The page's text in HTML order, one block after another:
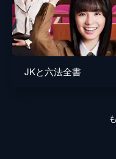
第8話 犯された風俗嬢！
ソープ嬢の藍沢栞が客に
相手を告訴したいと凛花
レイプに当たる可能性が
行為”を立証するのは難し
当番弁護士として、元暴力
JKと六法全書